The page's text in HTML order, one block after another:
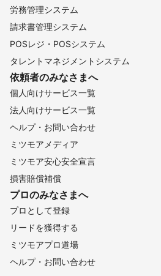
労務管理システム
請求書管理システム
POSレジ・POSシステム
タレントマネジメントシステム
依頼者のみなさまへ
個人向けサービス一覧
法人向けサービス一覧
ヘルプ・お問い合わせ
ミツモアメディア
ミツモア安心安全宣言
損害賠償補償
プロのみなさまへ
プロとして登録
リードを獲得する
ミツモアプロ道場
ヘルプ・お問い合わせ